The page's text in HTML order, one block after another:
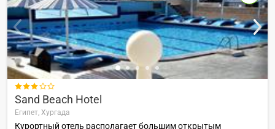

Sand Beach Hotel
Египет, Хургада
Курортный отель располагает большим открытым